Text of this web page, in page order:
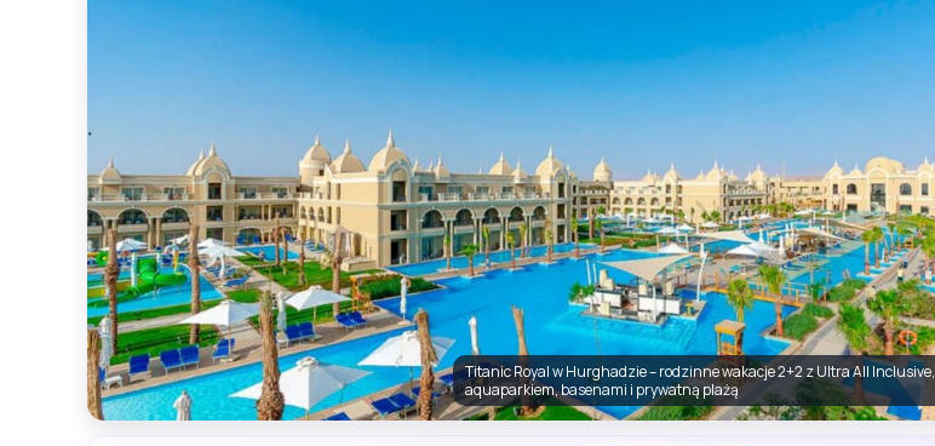
Titanic Royal w Hurghadzie – rodzinne wakacje 2+2 z Ultra All Inclusive,
aquaparkiem, basenami i prywatną plażą